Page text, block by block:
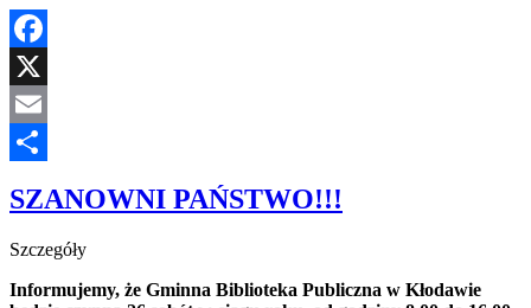
Facebook
X
Email
SZANOWNI PAŃSTWO!!!
Szczegóły
Informujemy, że Gminna Biblioteka Publiczna w Kłodawie